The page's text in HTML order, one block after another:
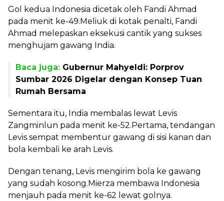
Gol kedua Indonesia dicetak oleh Fandi Ahmad
pada menit ke-49.Meliuk di kotak penalti, Fandi
Ahmad melepaskan eksekusi cantik yang sukses
menghujam gawang India.
Baca juga: Gubernur Mahyeldi: Porprov
Sumbar 2026 Digelar dengan Konsep Tuan
Rumah Bersama
Sementara itu, India membalas lewat Levis
Zangminlun pada menit ke-52.Pertama, tendangan
Levis sempat membentur gawang di sisi kanan dan
bola kembali ke arah Levis.
Dengan tenang, Levis mengirim bola ke gawang
yang sudah kosong.Mierza membawa Indonesia
menjauh pada menit ke-62 lewat golnya.